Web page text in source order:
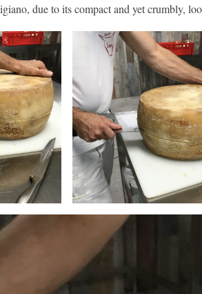
due to its compact and yet crumbly,